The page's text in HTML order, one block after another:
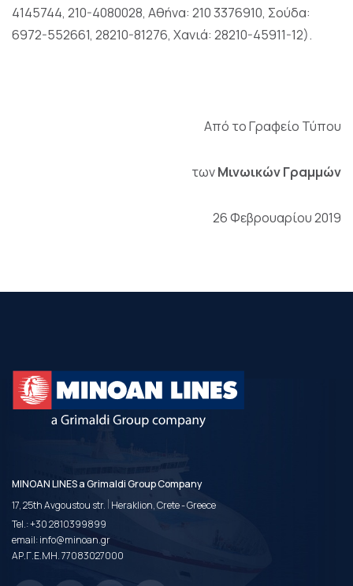
4145744, 210-4080028, Αθήνα: 210 3376910, Σούδα:
6972-552661, 28210-81276, Χανιά: 28210-45911-12).
Από το Γραφείο Τύπου
τωνΜινωικών Γραμμών
26 Φεβρουαρίου 2019
MINOAN LINES a Grimaldi Group Company
17, 25th Avgoustou str. | Heraklion, Crete - Greece
Tel.:+30 2810399899
email:info@minoan.gr
ΑΡ.Γ.Ε.ΜΗ. 77083027000